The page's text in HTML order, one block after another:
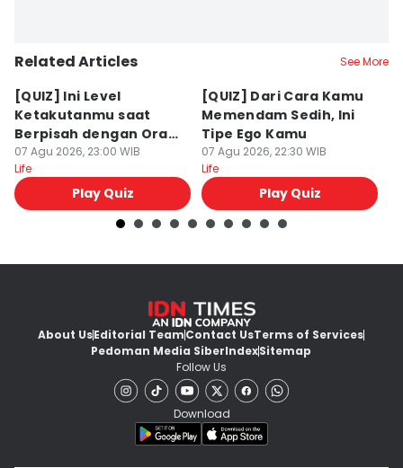
Related Articles See More
[QUIZ] Ini Level
Ketakutanmu saat
Berpisah dengan Orang
Lain
07 Agu 2026, 23:00 WIB
Life
Play Quiz
[QUIZ] Dari Cara Kamu
Memendam Sedih, Ini
Tipe Ego Kamu
07 Agu 2026, 22:30 WIB
Life
Play Quiz
About UsEditorial TeamContact UsTerms of Services
Pedoman Media SiberIndexSitemap
Follow Us
Download